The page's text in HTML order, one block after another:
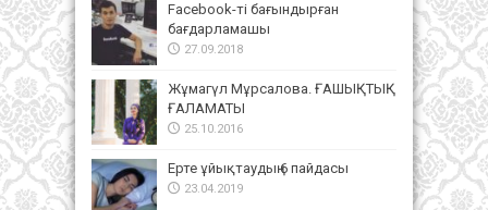
Facebook-ті бағындырған
бағдарламашы
27.09.2018
Жұмагүл Мұрсалова. ҒАШЫҚТЫҚ
ҒАЛАМАТЫ
25.10.2016
Ерте ұйықтаудың 6 пайдасы
23.04.2019